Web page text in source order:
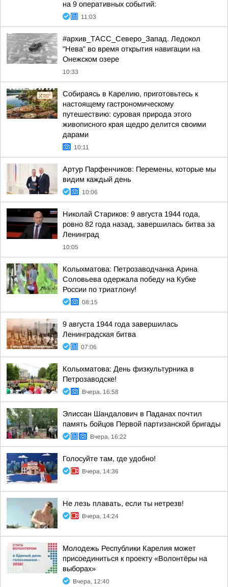
на 9 оперативных событий:
11:03
#архив_ТАСС_Северо_Запад. Ледокол
"Нева" во время открытия навигации на
Онежском озере
10:33
Собираясь в Карелию, приготовьтесь к
настоящему гастрономическому
путешествию: суровая природа этого
живописного края щедро делится своими
дарами
10:11
Артур Парфенчиков: Перемены, которые мы
видим каждый день
10:06
Николай Стариков: 9 августа 1944 года,
ровно 82 года назад, завершилась битва за
Ленинград
10:05
Колыхматова: Петрозаводчанка Арина
Соловьева одержала победу на Кубке
России по триатлону!
08:15
9 августа 1944 года завершилась
Ленинградская битва
07:06
Колыхматова: День физкультурника в
Петрозаводске!
Вчера, 16:58
Элиссан Шандалович в Паданах почтил
память бойцов Первой партизанской бригады
Вчера, 16:22
Голосуйте там, где удобно!
Вчера, 14:36
Не лезь плавать, если ты нетрезв!
Вчера, 14:24
Молодежь Республики Карелия может
присоединиться к проекту «Волонтёры на
выборах»
Вчера, 12:40